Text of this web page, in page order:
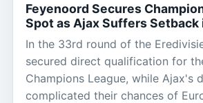
Feyenoord Secures
Spot as Ajax Suffers Setback
In the 33rd round of the
secured direct qualification for
Champions League, while Ajax's
complicated their chances of